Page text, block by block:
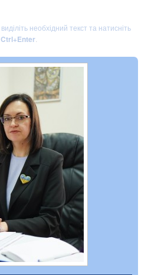
виділіть необхідний текст та натисніть
Ctrl+Enter